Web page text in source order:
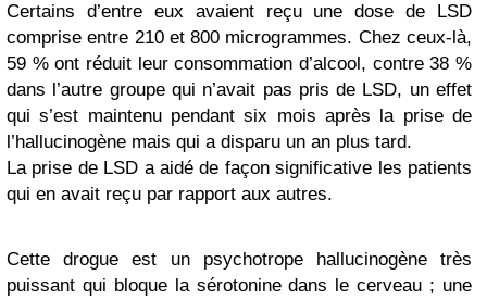
Certains d’entre eux avaient reçu une dose de LSD
comprise entre 210 et 800 microgrammes. Chez ceux-là,
59 % ont réduit leur consommation d’alcool, contre 38 %
dans l’autre groupe qui n’avait pas pris de LSD, un effet
qui s’est maintenu pendant six mois après la prise de
l’hallucinogène mais qui a disparu un an plus tard.
La prise de LSD a aidé de façon significative les patients
qui en avait reçu par rapport aux autres.
Cette drogue est un psychotrope hallucinogène très
puissant qui bloque la sérotonine dans le cerveau ; une